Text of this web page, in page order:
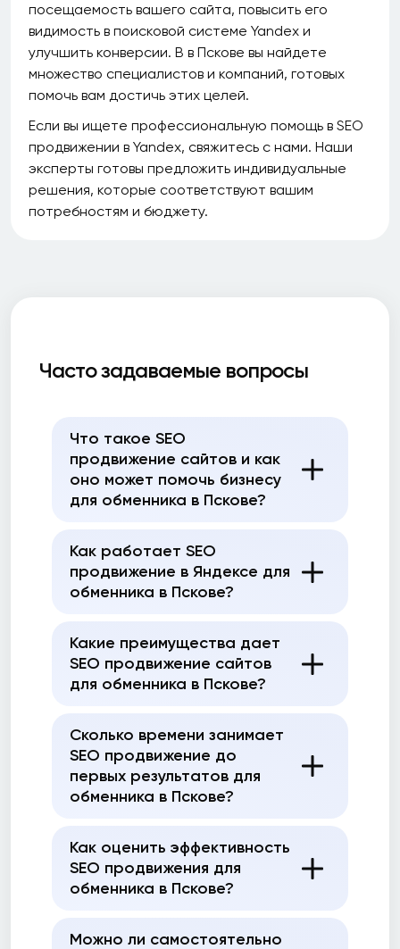
посещаемость вашего сайта, повысить его
видимость в поисковой системе Yandex и
улучшить конверсии. В в Пскове вы найдете
множество специалистов и компаний, готовых
помочь вам достичь этих целей.
Если вы ищете профессиональную помощь в SEO
продвижении в Yandex, свяжитесь с нами. Наши
эксперты готовы предложить индивидуальные
решения, которые соответствуют вашим
потребностям и бюджету.
Часто задаваемые вопросы
Что такое SEO
продвижение сайтов и как
оно может помочь бизнесу
для обменника в Пскове?
Как работает SEO
продвижение в Яндексе для
обменника в Пскове?
Какие преимущества дает
SEO продвижение сайтов
для обменника в Пскове?
Сколько времени занимает
SEO продвижение до
первых результатов для
обменника в Пскове?
Как оценить эффективность
SEO продвижения для
обменника в Пскове?
Можно ли самостоятельно